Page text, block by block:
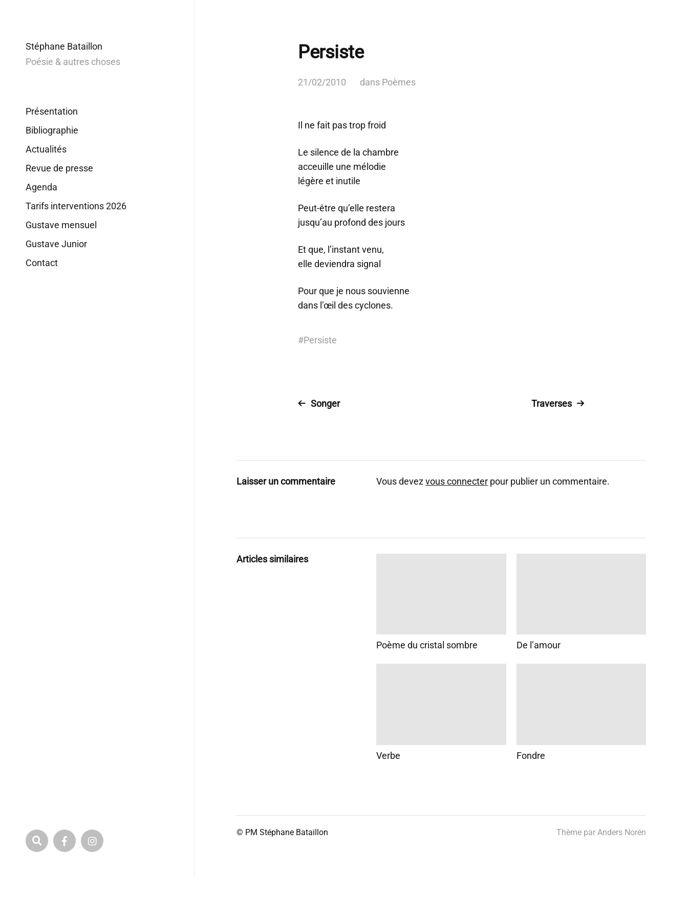
Stéphane Bataillon
Poésie & autres choses
Présentation
Bibliographie
Actualités
Revue de presse
Agenda
Tarifs interventions 2026
Gustave mensuel
Gustave Junior
Contact
Persiste
21/02/2010 dans Poèmes
Il ne fait pas trop froid
Le silence de la chambre
acceuille une mélodie
légère et inutile
Peut-être qu’elle restera
jusqu’au profond des jours
Et que, l’instant venu,
elle deviendra signal
Pour que je nous souvienne
dans l’œil des cyclones.
#Persiste
Songer Traverses
Laisser un commentaire Vous devezvous connecter pour publier un commentaire.
Articles similaires
Poème du cristal sombre De l’amour
Verbe Fondre
© PM Stéphane Bataillon Thème par Anders Norén